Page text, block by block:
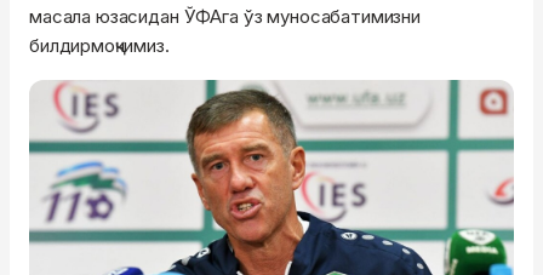
масала юзасидан ЎФАга ўз муносабатимизни
билдирмоқчимиз.